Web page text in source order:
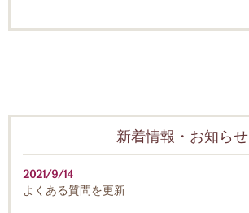
新着情報・お知らせ
2021/9/14
よくある質問を更新